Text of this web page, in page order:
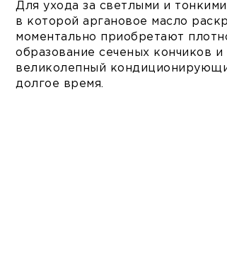
Для ухода за светлыми и
в которой аргановое масло
моментально приобретают
образование сеченых кончиков
великолепный
долгое время.